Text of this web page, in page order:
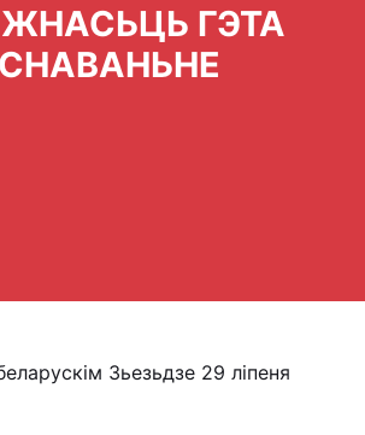
ГЭТА
Зьезьдзе 29 ліпеня